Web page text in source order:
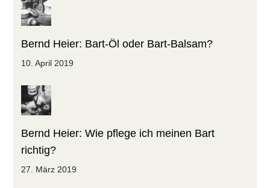
Bernd Heier: Bart-Öl oder Bart-Balsam?
10. April 2019
Bernd Heier: Wie pflege ich meinen Bart
richtig?
27. März 2019